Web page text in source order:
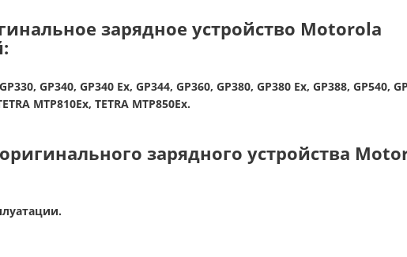
зарядное устройство Motorola
GP340, GP340 Ex, GP344, GP360, GP380, GP380 Ex, GP388, GP540,
MTP810Ex, TETRA MTP850Ex.
зарядного устройства